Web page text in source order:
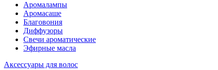
Аромалампы
Аромасаше
Благовония
Диффузоры
Свечи ароматические
Эфирные масла
Аксессуары для волос